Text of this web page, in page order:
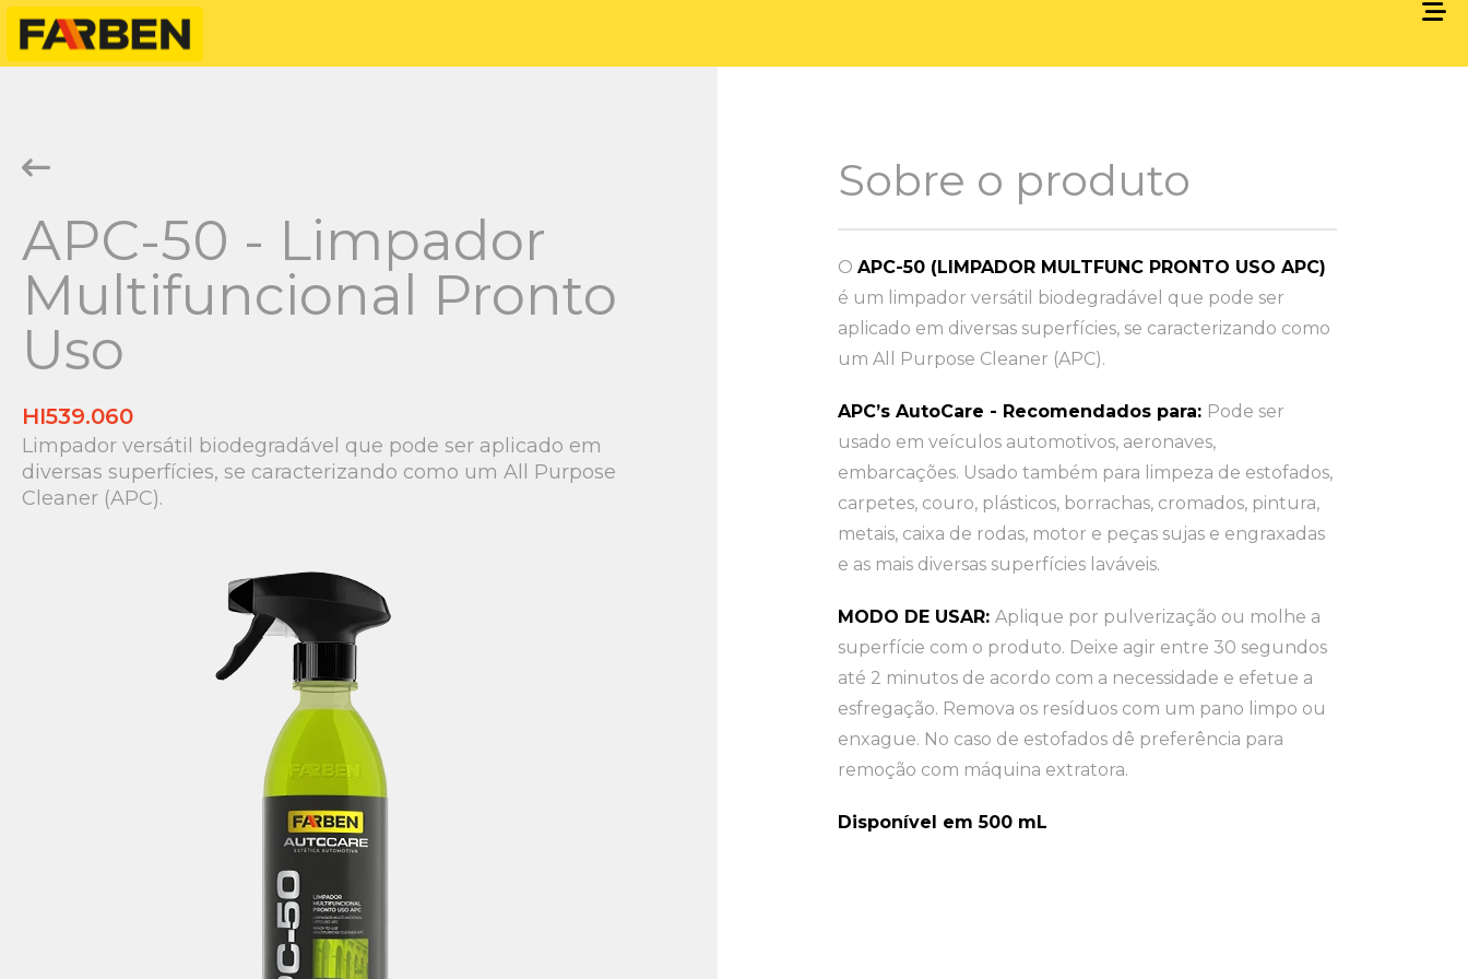
APC-50 - Limpador
Multifuncional Pronto
Uso
HI539.060
Limpador versátil biodegradável que pode ser aplicado em
diversas superfícies, se caracterizando como um All Purpose
Cleaner (APC).
Sobre o produto
O APC-50 (LIMPADOR MULTFUNC PRONTO USO APC)
é um limpador versátil biodegradável que pode ser
aplicado em diversas superfícies, se caracterizando como
um All Purpose Cleaner (APC).
APC’s AutoCare - Recomendados para: Pode ser
usado em veículos automotivos, aeronaves,
embarcações. Usado também para limpeza de estofados,
carpetes, couro, plásticos, borrachas, cromados, pintura,
metais, caixa de rodas, motor e peças sujas e engraxadas
e as mais diversas superfícies laváveis.
MODO DE USAR: Aplique por pulverização ou molhe a
superfície com o produto. Deixe agir entre 30 segundos
até 2 minutos de acordo com a necessidade e efetue a
esfregação. Remova os resíduos com um pano limpo ou
enxague. No caso de estofados dê preferência para
remoção com máquina extratora.
Disponível em 500 mL